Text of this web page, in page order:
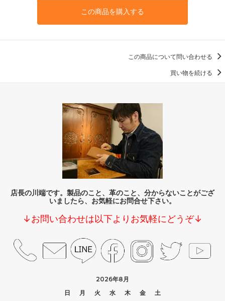
この商品を購入する
この商品について問い合わせる
買い物を続ける
店長の川端です。製品のこと、革のこと、分からないことがござ
いましたら、お気軽にお問合せ下さい。
↓お問い合わせは以下よりお気軽にどうぞ↓
2026年8月
日
月 火 水 木 金
土